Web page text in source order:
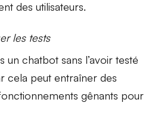
des utilisateurs.
les tests
un chatbot sans l’avoirtesté
cela peut entraîner des
gênants pour